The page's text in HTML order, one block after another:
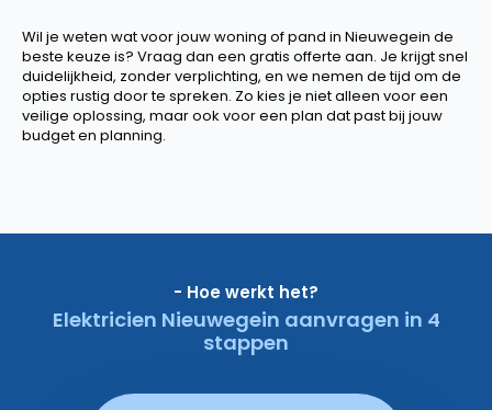
Wil je weten wat voor jouw woning of pand in Nieuwegein de
beste keuze is? Vraag dan een gratis offerte aan. Je krijgt snel
duidelijkheid, zonder verplichting, en we nemen de tijd om de
opties rustig door te spreken. Zo kies je niet alleen voor een
veilige oplossing, maar ook voor een plan dat past bij jouw
budget en planning.
- Hoe werkt het?
Elektricien Nieuwegein aanvragen in 4
stappen